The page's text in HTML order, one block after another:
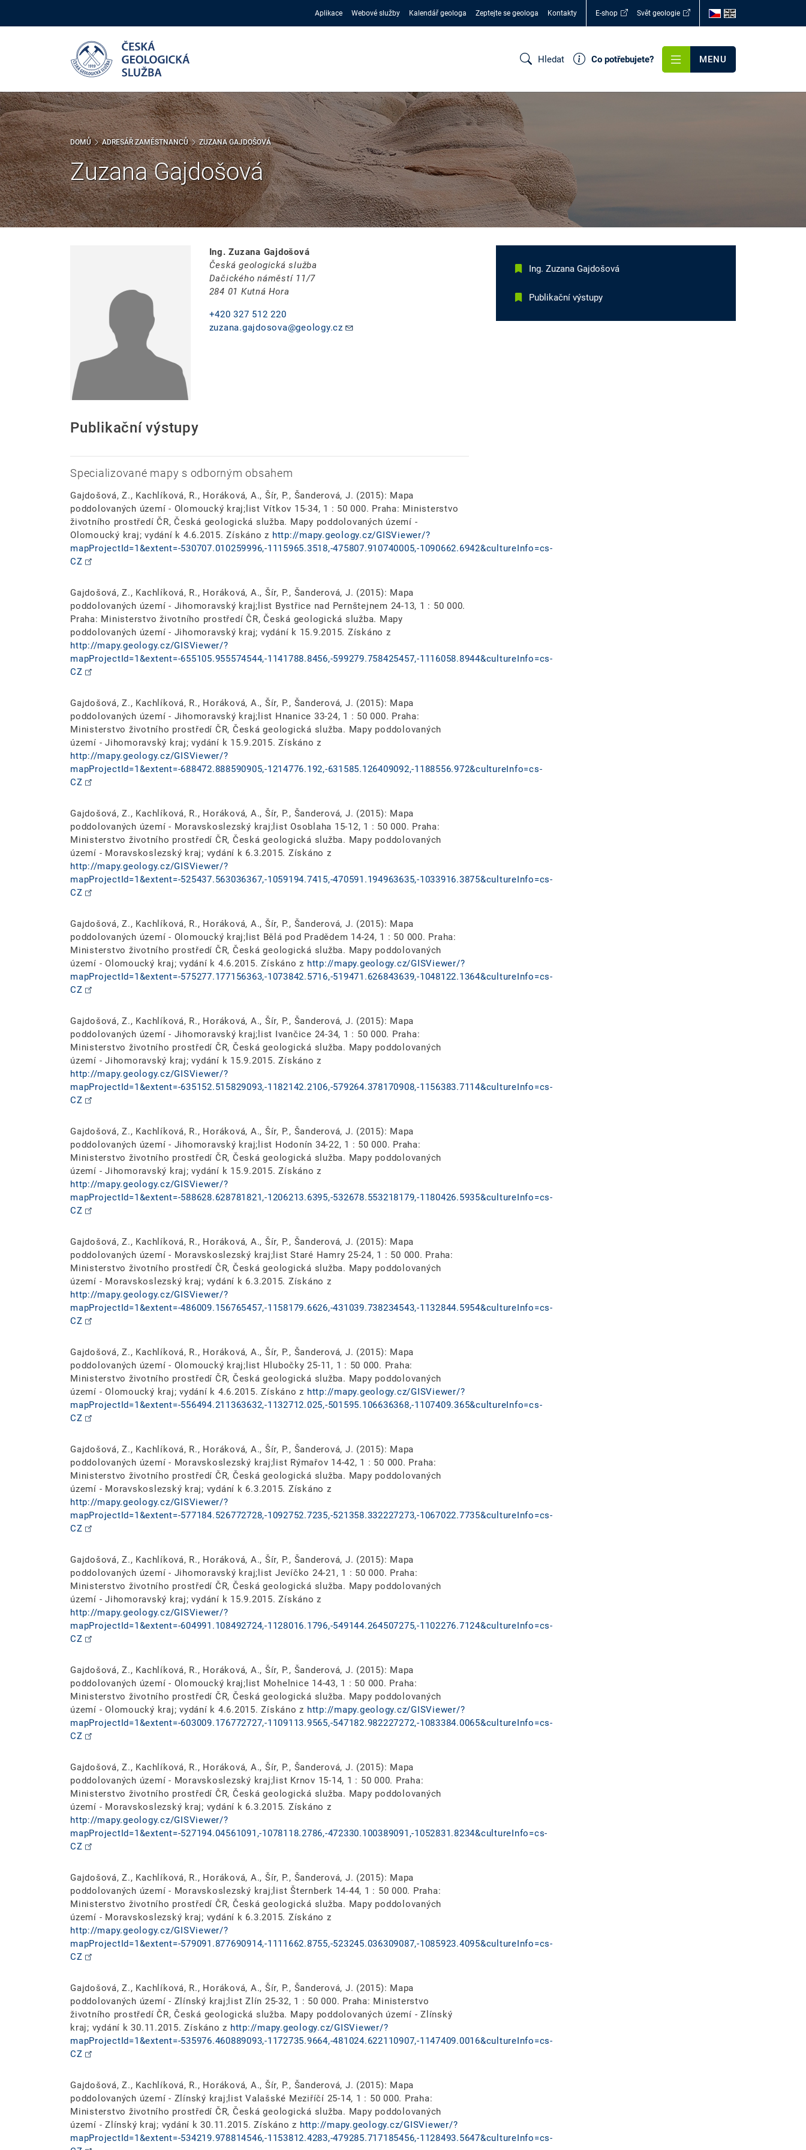
Aplikace Webové služby Kalendář geologa Zeptejte se geologa Kontakty E-shop Svět geologie
Hledat Co potřebujete? MENU
DOMŮ ADRESÁŘ ZAMĚSTNANCŮ ZUZANA GAJDOŠOVÁ
Zuzana Gajdošová
Ing. Zuzana Gajdošová
Česká geologická služba
Dačického náměstí 11/7
284 01 Kutná Hora
+420 327 512 220
zuzana.gajdosova@geology.cz
Publikační výstupy
Specializované mapy s odborným obsahem
Gajdošová, Z., Kachlíková, R., Horáková, A., Šír, P., Šanderová, J. (2015): Mapa
poddolovaných území - Olomoucký kraj;list Vítkov 15-34, 1 : 50 000. Praha: Ministerstvo
životního prostředí ČR, Česká geologická služba. Mapy poddolovaných území -
Olomoucký kraj; vydání k 4.6.2015. Získáno z http://mapy.geology.cz/GISViewer/?
mapProjectId=1&extent=-530707.010259996,-1115965.3518,-475807.910740005,-1090662.6942&cultureInfo=cs-
CZ
Gajdošová, Z., Kachlíková, R., Horáková, A., Šír, P., Šanderová, J. (2015): Mapa
poddolovaných území - Jihomoravský kraj;list Bystřice nad Pernštejnem 24-13, 1 : 50 000.
Praha: Ministerstvo životního prostředí ČR, Česká geologická služba. Mapy
poddolovaných území - Jihomoravský kraj; vydání k 15.9.2015. Získáno z
http://mapy.geology.cz/GISViewer/?
mapProjectId=1&extent=-655105.955574544,-1141788.8456,-599279.758425457,-1116058.8944&cultureInfo=cs-
CZ
Gajdošová, Z., Kachlíková, R., Horáková, A., Šír, P., Šanderová, J. (2015): Mapa
poddolovaných území - Jihomoravský kraj;list Hnanice 33-24, 1 : 50 000. Praha:
Ministerstvo životního prostředí ČR, Česká geologická služba. Mapy poddolovaných
území - Jihomoravský kraj; vydání k 15.9.2015. Získáno z
http://mapy.geology.cz/GISViewer/?
mapProjectId=1&extent=-688472.888590905,-1214776.192,-631585.126409092,-1188556.972&cultureInfo=cs-
CZ
Gajdošová, Z., Kachlíková, R., Horáková, A., Šír, P., Šanderová, J. (2015): Mapa
poddolovaných území - Moravskoslezský kraj;list Osoblaha 15-12, 1 : 50 000. Praha:
Ministerstvo životního prostředí ČR, Česká geologická služba. Mapy poddolovaných
území - Moravskoslezský kraj; vydání k 6.3.2015. Získáno z
http://mapy.geology.cz/GISViewer/?
mapProjectId=1&extent=-525437.563036367,-1059194.7415,-470591.194963635,-1033916.3875&cultureInfo=cs-
CZ
Gajdošová, Z., Kachlíková, R., Horáková, A., Šír, P., Šanderová, J. (2015): Mapa
poddolovaných území - Olomoucký kraj;list Bělá pod Pradědem 14-24, 1 : 50 000. Praha:
Ministerstvo životního prostředí ČR, Česká geologická služba. Mapy poddolovaných
území - Olomoucký kraj; vydání k 4.6.2015. Získáno z http://mapy.geology.cz/GISViewer/?
mapProjectId=1&extent=-575277.177156363,-1073842.5716,-519471.626843639,-1048122.1364&cultureInfo=cs-
CZ
Gajdošová, Z., Kachlíková, R., Horáková, A., Šír, P., Šanderová, J. (2015): Mapa
poddolovaných území - Jihomoravský kraj;list Ivančice 24-34, 1 : 50 000. Praha:
Ministerstvo životního prostředí ČR, Česká geologická služba. Mapy poddolovaných
území - Jihomoravský kraj; vydání k 15.9.2015. Získáno z
http://mapy.geology.cz/GISViewer/?
mapProjectId=1&extent=-635152.515829093,-1182142.2106,-579264.378170908,-1156383.7114&cultureInfo=cs-
CZ
Gajdošová, Z., Kachlíková, R., Horáková, A., Šír, P., Šanderová, J. (2015): Mapa
poddolovaných území - Jihomoravský kraj;list Hodonín 34-22, 1 : 50 000. Praha:
Ministerstvo životního prostředí ČR, Česká geologická služba. Mapy poddolovaných
území - Jihomoravský kraj; vydání k 15.9.2015. Získáno z
http://mapy.geology.cz/GISViewer/?
mapProjectId=1&extent=-588628.628781821,-1206213.6395,-532678.553218179,-1180426.5935&cultureInfo=cs-
CZ
Gajdošová, Z., Kachlíková, R., Horáková, A., Šír, P., Šanderová, J. (2015): Mapa
poddolovaných území - Moravskoslezský kraj;list Staré Hamry 25-24, 1 : 50 000. Praha:
Ministerstvo životního prostředí ČR, Česká geologická služba. Mapy poddolovaných
území - Moravskoslezský kraj; vydání k 6.3.2015. Získáno z
http://mapy.geology.cz/GISViewer/?
mapProjectId=1&extent=-486009.156765457,-1158179.6626,-431039.738234543,-1132844.5954&cultureInfo=cs-
CZ
Gajdošová, Z., Kachlíková, R., Horáková, A., Šír, P., Šanderová, J. (2015): Mapa
poddolovaných území - Olomoucký kraj;list Hlubočky 25-11, 1 : 50 000. Praha:
Ministerstvo životního prostředí ČR, Česká geologická služba. Mapy poddolovaných
území - Olomoucký kraj; vydání k 4.6.2015. Získáno z http://mapy.geology.cz/GISViewer/?
mapProjectId=1&extent=-556494.211363632,-1132712.025,-501595.106636368,-1107409.365&cultureInfo=cs-
CZ
Gajdošová, Z., Kachlíková, R., Horáková, A., Šír, P., Šanderová, J. (2015): Mapa
poddolovaných území - Moravskoslezský kraj;list Rýmařov 14-42, 1 : 50 000. Praha:
Ministerstvo životního prostředí ČR, Česká geologická služba. Mapy poddolovaných
území - Moravskoslezský kraj; vydání k 6.3.2015. Získáno z
http://mapy.geology.cz/GISViewer/?
mapProjectId=1&extent=-577184.526772728,-1092752.7235,-521358.332227273,-1067022.7735&cultureInfo=cs-
CZ
Gajdošová, Z., Kachlíková, R., Horáková, A., Šír, P., Šanderová, J. (2015): Mapa
poddolovaných území - Jihomoravský kraj;list Jevíčko 24-21, 1 : 50 000. Praha:
Ministerstvo životního prostředí ČR, Česká geologická služba. Mapy poddolovaných
území - Jihomoravský kraj; vydání k 15.9.2015. Získáno z
http://mapy.geology.cz/GISViewer/?
mapProjectId=1&extent=-604991.108492724,-1128016.1796,-549144.264507275,-1102276.7124&cultureInfo=cs-
CZ
Gajdošová, Z., Kachlíková, R., Horáková, A., Šír, P., Šanderová, J. (2015): Mapa
poddolovaných území - Olomoucký kraj;list Mohelnice 14-43, 1 : 50 000. Praha:
Ministerstvo životního prostředí ČR, Česká geologická služba. Mapy poddolovaných
území - Olomoucký kraj; vydání k 4.6.2015. Získáno z http://mapy.geology.cz/GISViewer/?
mapProjectId=1&extent=-603009.176772727,-1109113.9565,-547182.982227272,-1083384.0065&cultureInfo=cs-
CZ
Gajdošová, Z., Kachlíková, R., Horáková, A., Šír, P., Šanderová, J. (2015): Mapa
poddolovaných území - Moravskoslezský kraj;list Krnov 15-14, 1 : 50 000. Praha:
Ministerstvo životního prostředí ČR, Česká geologická služba. Mapy poddolovaných
území - Moravskoslezský kraj; vydání k 6.3.2015. Získáno z
http://mapy.geology.cz/GISViewer/?
mapProjectId=1&extent=-527194.04561091,-1078118.2786,-472330.100389091,-1052831.8234&cultureInfo=cs-
CZ
Gajdošová, Z., Kachlíková, R., Horáková, A., Šír, P., Šanderová, J. (2015): Mapa
poddolovaných území - Moravskoslezský kraj;list Šternberk 14-44, 1 : 50 000. Praha:
Ministerstvo životního prostředí ČR, Česká geologická služba. Mapy poddolovaných
území - Moravskoslezský kraj; vydání k 6.3.2015. Získáno z
http://mapy.geology.cz/GISViewer/?
mapProjectId=1&extent=-579091.877690914,-1111662.8755,-523245.036309087,-1085923.4095&cultureInfo=cs-
CZ
Gajdošová, Z., Kachlíková, R., Horáková, A., Šír, P., Šanderová, J. (2015): Mapa
poddolovaných území - Zlínský kraj;list Zlín 25-32, 1 : 50 000. Praha: Ministerstvo
životního prostředí ČR, Česká geologická služba. Mapy poddolovaných území - Zlínský
kraj; vydání k 30.11.2015. Získáno z http://mapy.geology.cz/GISViewer/?
mapProjectId=1&extent=-535976.460889093,-1172735.9664,-481024.622110907,-1147409.0016&cultureInfo=cs-
CZ
Gajdošová, Z., Kachlíková, R., Horáková, A., Šír, P., Šanderová, J. (2015): Mapa
poddolovaných území - Zlínský kraj;list Valašské Meziříčí 25-14, 1 : 50 000. Praha:
Ministerstvo životního prostředí ČR, Česká geologická služba. Mapy poddolovaných
území - Zlínský kraj; vydání k 30.11.2015. Získáno z http://mapy.geology.cz/GISViewer/?
mapProjectId=1&extent=-534219.978814546,-1153812.4283,-479285.717185456,-1128493.5647&cultureInfo=cs-
Ing. Zuzana Gajdošová
Publikační výstupy